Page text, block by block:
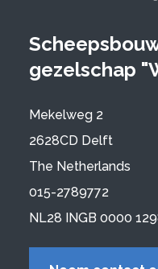
gezelschap
Mekelweg 2
2628CD Delft
The Netherlands
015-2789772
NL28 INGB 0000